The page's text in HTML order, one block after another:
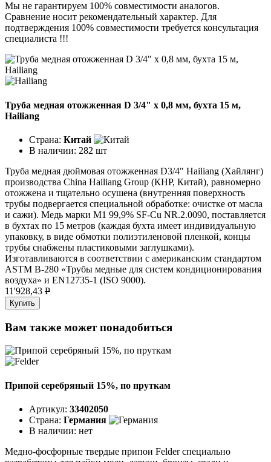
Мы не гарантируем 100% совместимости аналогов.
Сравнение носит рекомендательный характер. Для
подтверждения 100% совместимости требуется консультация
специалиста !!!
Труба медная отожженная D 3/4" x 0,8 мм, бухта 15 м,
Hailiang
Страна: Китай
В наличии: 282 шт
Труба медная дюймовая отожженная D3/4" Hailiang (Хайлянг)
производства China Hailiang Group (КНР, Китай), равномерно
отожжена и тщательно осушена (внутренняя поверхность
трубы подвергается специальной обработке: очистке от масла
и сажи). Медь марки М1 99,9% SF-Cu NR.2.0090, поставляется
в бухтах по 15 метров (каждая бухта имеет индивидуальную
упаковку, в виде обмотки полиэтиленовой пленкой, концы
трубы снабжены пластиковыми заглушками).
Изготавливаются в соответствии с американским стандартом
ASTM B-280 «Трубы медные для систем кондиционирования
воздуха» и EN12735-1 (ISO 9000).
11'928,43 P
Купить
Вам также может понадобиться
Припой серебряный 15%, по пруткам
Артикул: 33402050
Страна: Германия
В наличии: нет
Медно-фосфорные твердые припои Felder специально